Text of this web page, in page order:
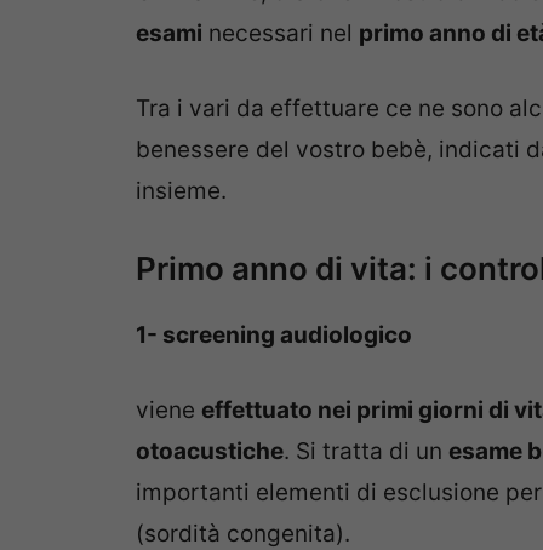
esami necessari nel primo anno di
Tra i vari da effettuare ce ne sono
benessere del vostro bebè, indicati
insieme.
Primo anno di vita: i
1- screening audiologico
viene effettuato nei primi giorni di
otoacustiche. Si tratta di un esame
importanti elementi di esclusione
(sordità congenita).